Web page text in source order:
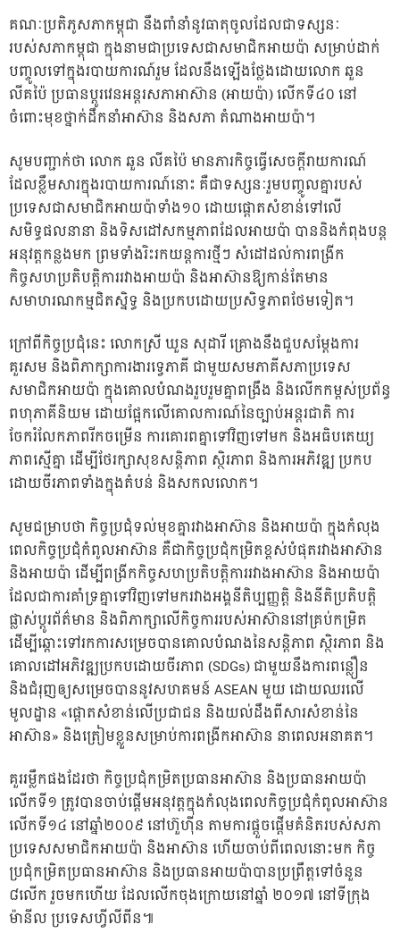
គណៈប្រតិភូសភាកម្ពុជា នឹងពាំនាំនូវធាតុចូលដែលជាទស្សនៈ
របស់សភាកម្ពុជា ក្នុងនាមជាប្រទេសជាសមាជិកអាយប៉ា សម្រាប់ដាក់
បញ្ចូលទៅក្នុងរបាយការណ៍រួម ដែលនឹងឡើងថ្លែងដោយលោក ឆួន
លីគប៉ៃ ប្រធានប្តូរវេនអន្តរសភាអាស៊ាន (អាយប៉ា) លើកទី៤០ នៅ
ចំពោះមុខថ្នាក់ដឹកនាំអាស៊ាន និងសភា តំណាងអាយប៉ា។
សូមបញ្ជាក់ថា លោក ឆួន លីគប៉ៃ មានភារកិច្ចធ្វើសេចក្តីរាយការណ៍
ដែលខ្លឹមសារក្នុងរបាយការណ៍នោះ គឺជាទស្សនៈរួមបញ្ចូលគ្នារបស់
ប្រទេសជាសមាជិកអាយប៉ាទាំង១០ ដោយផ្តោតសំខាន់ទៅលើ
សមិទ្ធផលនានា និងទិសដៅសកម្មភាពដែលអាយប៉ា បាននិងកំពុងបន្ត
អនុវត្តកន្លងមក ព្រមទាំងរិះរកយន្តការថ្មីៗ សំដៅដល់ការពង្រីក
កិច្ចសហប្រតិបត្តិការរវាងអាយប៉ា និងអាស៊ានឱ្យកាន់តែមាន
សមាហរណកម្មជិតស្និទ្ធ និងប្រកបដោយប្រសិទ្ធភាពថែមទៀត។
ក្រៅពីកិច្ចប្រជុំនេះ លោកស្រី ឃួន សុដារី គ្រោងនឹងជួបសម្តែងការ
គួរសម និងពិភាក្សាការងារទ្វេភាគី ជាមួយសមភាគីសភាប្រទេស
សមាជិកអាយប៉ា ក្នុងគោលបំណងរួបរួមគ្នាពង្រឹង និងលើកកម្ពស់ប្រព័ន្ធ
ពហុភាគីនិយម ដោយផ្អែកលើគោលការណ៍នៃច្បាប់អន្តរជាតិ ការ
ចែករំលែកភាពរីកចម្រើន ការគោរពគ្នាទៅវិញទៅមក និងអធិបតេយ្យ
ភាពស្មើគ្នា ដើម្បីថែរក្សាសុខសន្តិភាព ស្ថិរភាព និងការអភិវឌ្ឍ ប្រកប
ដោយចីរភាពទាំងក្នុងតំបន់ និងសកលលោក។
សូមជម្រាបថា កិច្ចប្រជុំទល់មុខគ្នារវាងអាស៊ាន និងអាយប៉ា ក្នុងកំលុង
ពេលកិច្ចប្រជុំកំពូលអាស៊ាន គឺជាកិច្ចប្រជុំកម្រិតខ្ពស់បំផុតរវាងអាស៊ាន
និងអាយប៉ា ដើម្បីពង្រីកកិច្ចសហប្រតិបត្តិការរវាងអាស៊ាន និងអាយប៉ា
ដែលជាការគាំទ្រគ្នាទៅវិញទៅមករវាងអង្គនីតិប្បញ្ញត្តិ និងនីតិប្រតិបត្តិ
ផ្លាស់ប្តូរព័ត៌មាន និងពិភាក្សាលើកិច្ចការរបស់អាស៊ាននៅគ្រប់កម្រិត
ដើម្បីឆ្ពោះទៅរកការសម្រេចបានគោលបំណងនៃសនិ្តភាព ស្ថិរភាព និង
គោលដៅអភិវឌ្ឍប្រកបដោយចីរភាព (SDGs) ជាមួយនឹងការពន្លឿន
និងជំរុញឲ្យសម្រេចបាននូវសហគមន៍ ASEAN មួយ ដោយឈរលើ
មូលដ្ឋាន «ផ្តោតសំខាន់លើប្រជាជន និងយល់ដឹងពីសារសំខាន់នៃ
អាស៊ាន» និងត្រៀមខ្លួនសម្រាប់ការពង្រីកអាស៊ាន នាពេលអនាគត។
គួររម្លឹកផងដែរថា កិច្ចប្រជុំកម្រិតប្រធានអាស៊ាន និងប្រធានអាយប៉ា
លើកទី១ ត្រូវបានចាប់ផ្តើមអនុវត្តក្នុងកំលុងពេលកិច្ចប្រជុំកំពូលអាស៊ាន
លើកទី១៤ នៅឆ្នាំ២០០៩ នៅហ៊ួហ៊ីន តាមការផ្តួចផ្តើមគំនិតរបស់សភា
ប្រទេសសមាជិកអាយប៉ា និងអាស៊ាន ហើយចាប់ពីពេលនោះមក កិច្ច
ប្រជុំកម្រិតប្រធានអាស៊ាន និងប្រធានអាយប៉ាបានប្រព្រឹត្តទៅចំនួន
៨លើក រួចមកហើយ ដែលលើកចុងក្រោយនៅឆ្នាំ ២០១៧ នៅទីក្រុង
ម៉ានីល ប្រទេសហ្វីលីពីន៕